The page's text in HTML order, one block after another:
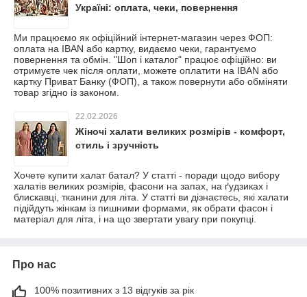
Україні: оплата, чеки, повернення
Ми працюємо як офіційний інтернет-магазин через ФОП:
оплата на IBAN або картку, видаємо чеки, гарантуємо
повернення та обмін. "Шоп і каталог" працює офіційно: ви
отримуєте чек після оплати, можете оплатити на IBAN або
картку Приват Банку (ФОП), а також повернути або обміняти
товар згідно із законом.
22.02.2026
Жіночі халати великих розмірів - комфорт,
стиль і зручність
Хочете купити халат батал? У статті - поради щодо вибору
халатів великих розмірів, фасони на запах, на ґудзиках і
блискавці, тканини для літа. У статті ви дізнаєтесь, які халати
підійдуть жінкам із пишними формами, як обрати фасон і
матеріал для літа, і на що звертати увагу при покупці.
Про нас
100% позитивних з 13 відгуків за рік